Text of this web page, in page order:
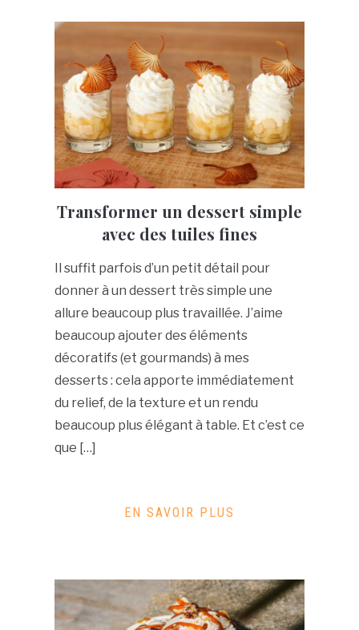
Transformer un dessert simple
avec des tuiles fines
Il suffit parfois d’un petit détail pour
donner à un dessert très simple une
allure beaucoup plus travaillée. J’aime
beaucoup ajouter des éléments
décoratifs (et gourmands) à mes
desserts : cela apporte immédiatement
du relief, de la texture et un rendu
beaucoup plus élégant à table. Et c’est ce
que […]
EN SAVOIR PLUS